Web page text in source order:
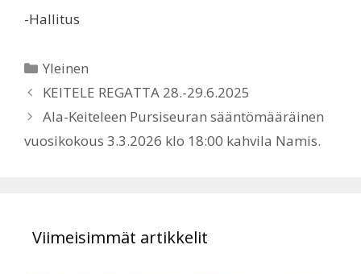
-Hallitus
Kategoriat
Yleinen
KEITELE REGATTA 28.-29.6.2025
Ala-Keiteleen Pursiseuran sääntömääräinen
vuosikokous 3.3.2026 klo 18:00 kahvila Namis.
Viimeisimmät artikkelit